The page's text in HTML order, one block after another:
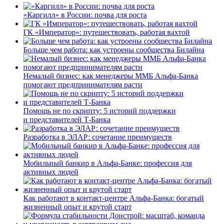
«Каргилл» в России: почва для роста
ГК «Император»: путешествовать, работая вахтой
Больше чем работа: как устроены сообщества Билайна
Немалый бизнес: как менеджеры ММБ Альфа-Банка
помогают предпринимателям расти
Помощь не по скрипту: 5 историй поддержки
и представителей Т-Банка
Разработка в ЭЛАР: сочетание преимуществ
Мобильный банкир в Альфа-Банке: профессия для
активных людей
Как работают в контакт-центре Альфа-Банка: богатый
жизненный опыт и крутой старт